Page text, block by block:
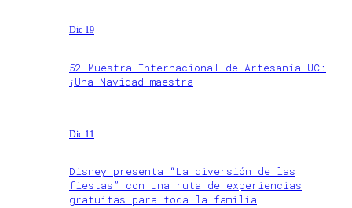
Dic 19
52 Muestra Internacional de Artesanía UC:
¡Una Navidad maestra
Dic 11
Disney presenta “La diversión de las
fiestas” con una ruta de experiencias
gratuitas para toda la familia